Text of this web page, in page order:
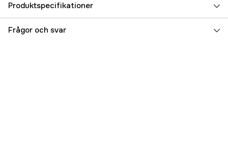
Produktspecifikationer
Referensnummer 3000026513
Frågor och svar